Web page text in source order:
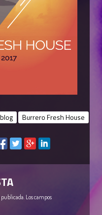
blog
Burrero Fresh House
publicada. Los campos